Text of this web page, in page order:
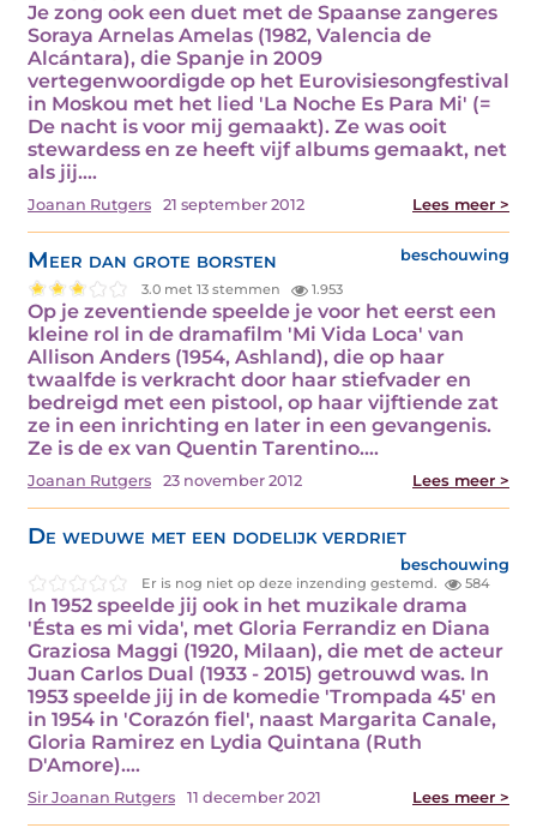
Je zong ook een duet met de Spaanse zangeres
Soraya Arnelas Amelas (1982, Valencia de
Alcántara), die Spanje in 2009
vertegenwoordigde op het Eurovisiesongfestival
in Moskou met het lied 'La Noche Es Para Mi' (=
De nacht is voor mij gemaakt). Ze was ooit
stewardess en ze heeft vijf albums gemaakt, net
als jij.…
Joanan Rutgers 21 september 2012 Lees meer >
Meer dan grote borsten beschouwing
3.0 met 13 stemmen 1.953
Op je zeventiende speelde je voor het eerst een
kleine rol in de dramafilm 'Mi Vida Loca' van
Allison Anders (1954, Ashland), die op haar
twaalfde is verkracht door haar stiefvader en
bedreigd met een pistool, op haar vijftiende zat
ze in een inrichting en later in een gevangenis.
Ze is de ex van Quentin Tarentino.…
Joanan Rutgers 23 november 2012 Lees meer >
De weduwe met een dodelijk verdriet
beschouwing
Er is nog niet op deze inzending gestemd. 584
In 1952 speelde jij ook in het muzikale drama
'Ésta es mi vida', met Gloria Ferrandiz en Diana
Graziosa Maggi (1920, Milaan), die met de acteur
Juan Carlos Dual (1933 - 2015) getrouwd was. In
1953 speelde jij in de komedie 'Trompada 45' en
in 1954 in 'Corazón fiel', naast Margarita Canale,
Gloria Ramirez en Lydia Quintana (Ruth
D'Amore).…
Sir Joanan Rutgers 11 december 2021 Lees meer >